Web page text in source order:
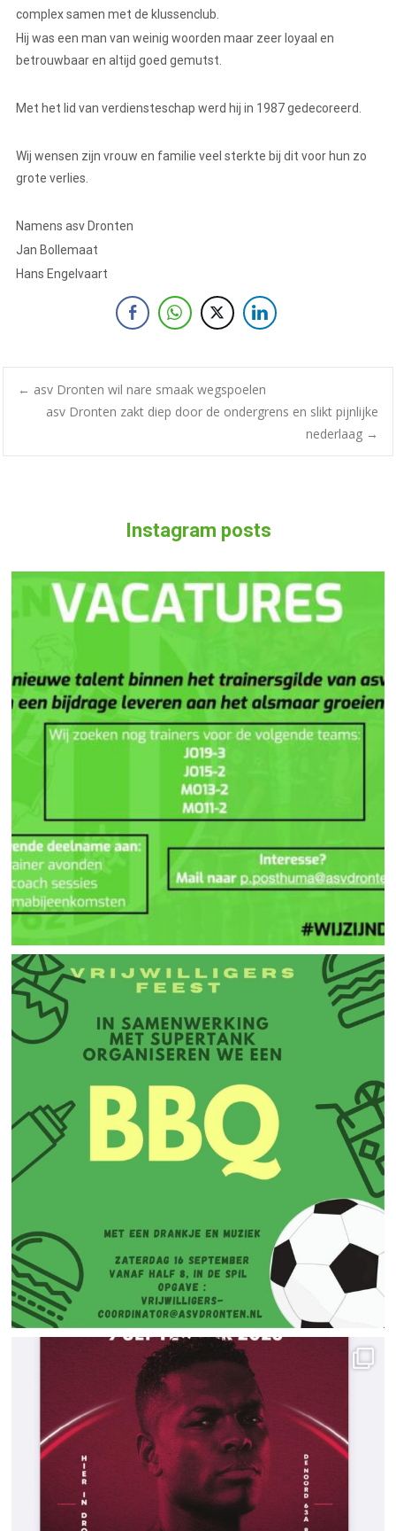
complex samen met de klussenclub.
Hij was een man van weinig woorden maar zeer loyaal en
betrouwbaar en altijd goed gemutst.
Met het lid van verdiensteschap werd hij in 1987 gedecoreerd.
Wij wensen zijn vrouw en familie veel sterkte bij dit voor hun zo
grote verlies.
Namens asv Dronten
Jan Bollemaat
Hans Engelvaart
← asv Dronten wil nare smaak wegspoelen
asv Dronten zakt diep door de ondergrens en slikt pijnlijke
nederlaag →
Instagram posts